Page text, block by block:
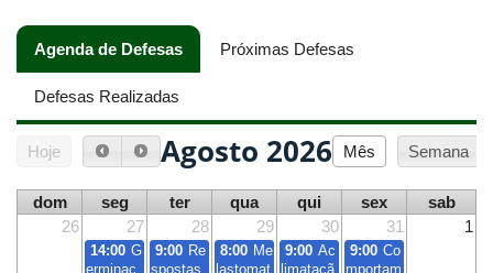
Agenda de Defesas (aba ativa)
Próximas Defesas
Defesas Realizadas
Hoje Agosto 2026 Mês Semana
8:00 Me
lastomat
14:00 G
erminaç
9:00 Re
spostas
9:00 Ac
limataçã
9:00 Co
mportam
dom seg ter qua qui sex
sab
26
27 28 29 30 31 1